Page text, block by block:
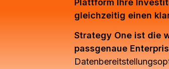
Plattform Ihre
gleichzeitig einen
Strategy One ist die
passgenaue